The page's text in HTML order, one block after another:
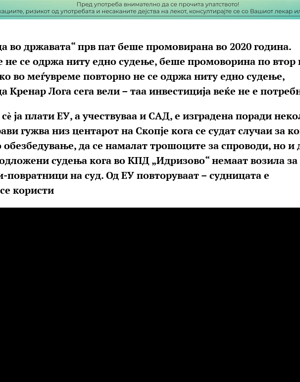
во државата“ прв пат беше промовирана во 2020 година.
не се одржа ниту едно судење, беше промоворина по втор
во меѓувреме повторно не се одржа ниту едно судење,
Кренар Лога сега вели – таа инвестиција веќе не е
ја плати ЕУ, а учествуваа и САД, е изградена поради
гужва низ центарот на Скопје кога се судат случаи за
да се намалат трошоците за спроводи, но и
судења кога во КПД „Идризово“ немаат возила за
повратници на суд. Од ЕУ повторуваат – судницата е
користи